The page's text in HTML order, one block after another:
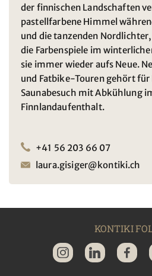
der finnischen Landschaften
pastellfarbene Himmel
und die tanzenden
die Farbenspiele im
sie immer wieder aufs Neue.
und Fatbike-Touren gehört für
Saunabesuch mit Abkühlung
Finnlandaufenthalt.
+41 56 203 66 07
laura.gisiger@kontiki.ch
KONTIKI